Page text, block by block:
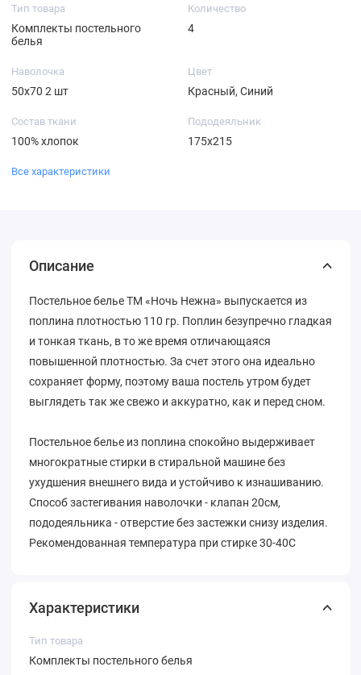
Тип товара
Комплекты постельного
белья
Количество
4
Наволочка
50х70 2 шт
Цвет
Красный, Синий
Состав ткани
100% хлопок
Пододеяльник
175х215
Все характеристики
Описание
Постельное белье ТМ «Ночь Нежна» выпускается из
поплина плотностью 110 гр. Поплин безупречно гладкая
и тонкая ткань, в то же время отличающаяся
повышенной плотностью. За счет этого она идеально
сохраняет форму, поэтому ваша постель утром будет
выглядеть так же свежо и аккуратно, как и перед сном.
Постельное белье из поплина спокойно выдерживает
многократные стирки в стиральной машине без
ухудшения внешнего вида и устойчиво к изнашиванию.
Способ застегивания наволочки - клапан 20см,
пододеяльника - отверстие без застежки снизу изделия.
Рекомендованная температура при стирке 30-40С
Характеристики
Тип товара
Комплекты постельного белья